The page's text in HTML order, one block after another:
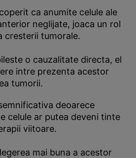
ca anumite celule ale
neglijate, joaca un rol
cresterii tumorale.
o cauzalitate directa, el
intre prezenta acestor
tumorii.
deoarece
celule ar putea deveni tinte
viitoare.
mai buna a acestor